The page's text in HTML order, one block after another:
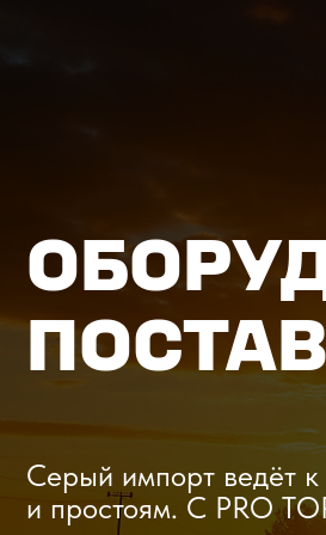
Серый импорт ведёт к
и простоям. C PRO
проверки с первого
и легально выходят на